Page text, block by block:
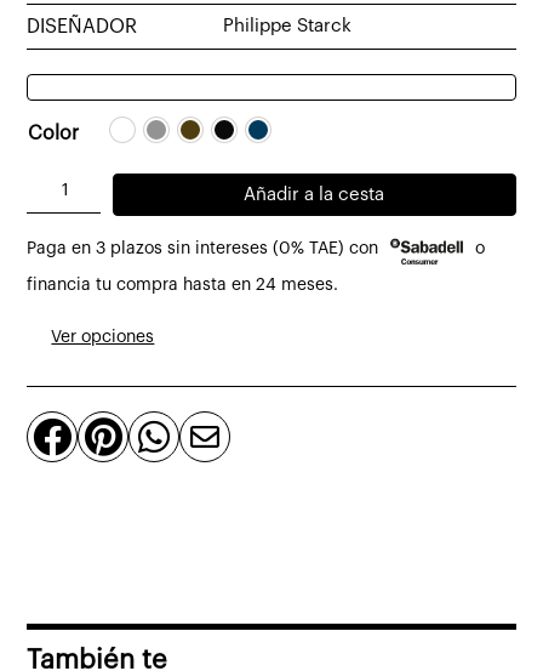
DISEÑADOR Philippe Starck
Color
Silla
con
reposabrazos
Añadir a la cesta
Paga en 3 plazos sin intereses (0% TAE) con o
financia tu compra hasta en 24 meses.
Ver opciones
   
También te